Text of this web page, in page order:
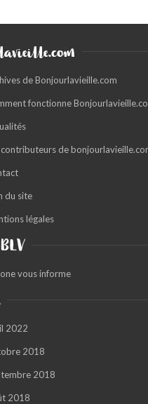
de Bonjourlavieille.com
fonctionne
contributeurs de
du site
légales
vous informe
2022
2018
2018
2018